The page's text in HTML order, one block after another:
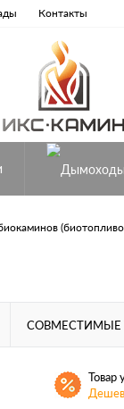
Контакты
СОВМЕСТИМЫЕ
Товар